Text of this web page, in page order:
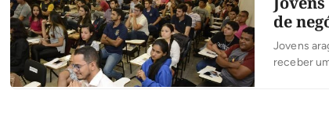
de
Jovens
receber